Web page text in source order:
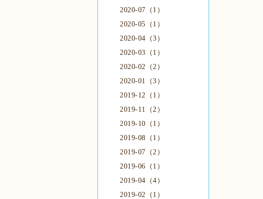
2020-07（1）
2020-05（1）
2020-04（3）
2020-03（1）
2020-02（2）
2020-01（3）
2019-12（1）
2019-11（2）
2019-10（1）
2019-08（1）
2019-07（2）
2019-06（1）
2019-04（4）
2019-02（1）